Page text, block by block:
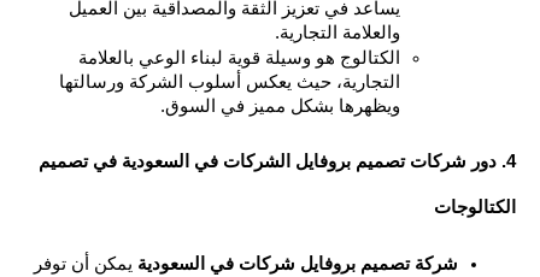
يساعد في تعزيز الثقة والمصداقية بين العميل
والعلامة التجارية.
الكتالوج هو وسيلة قوية لبناء الوعي بالعلامة
التجارية، حيث يعكس أسلوب الشركة ورسالتها
ويظهرها بشكل مميز في السوق.
4. دور شركات تصميم بروفايل الشركات في السعودية في تصميم
شركة تصميم بروفايل شركات في السعودية
يمكن أن توفر